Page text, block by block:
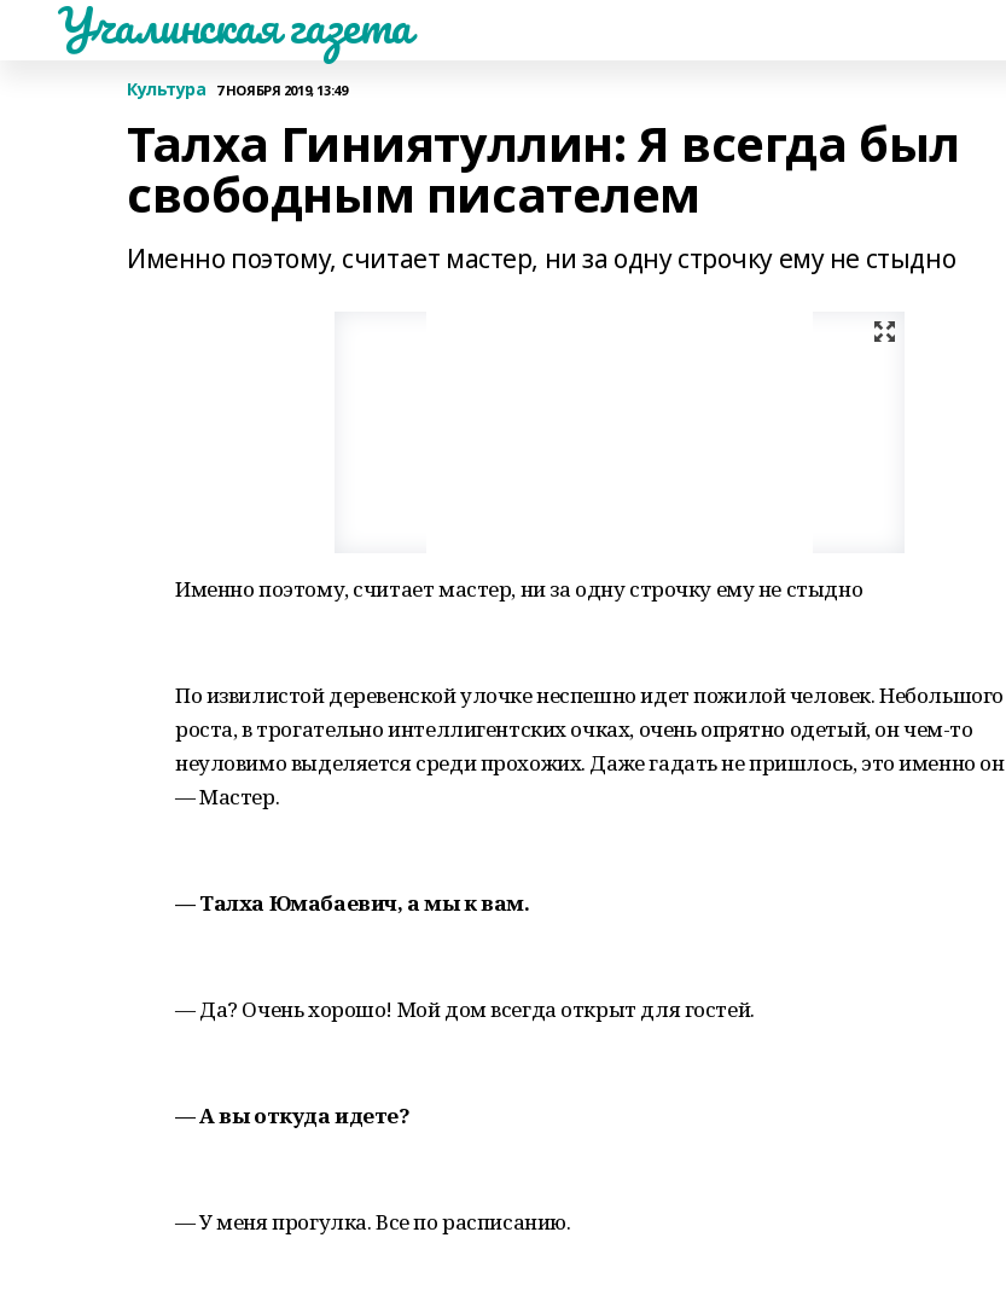
Учалинская газета
Культура 7 НОЯБРЯ 2019, 13:49
Талха Гиниятуллин: Я всегда был
свободным писателем
Именно поэтому, считает мастер, ни за одну строчку ему не стыдно
Именно поэтому, считает мастер, ни за одну строчку ему не стыдно
По извилистой деревенской улочке неспешно идет пожилой человек. Небольшого
роста, в трогательно интеллигентских очках, очень опрятно одетый, он чем-то
неуловимо выделяется среди прохожих. Даже гадать не пришлось, это именно он
— Мастер.
— Талха Юмабаевич, а мы к вам.
— Да? Очень хорошо! Мой дом всегда открыт для гостей.
— А вы откуда идете?
— У меня прогулка. Все по расписанию.